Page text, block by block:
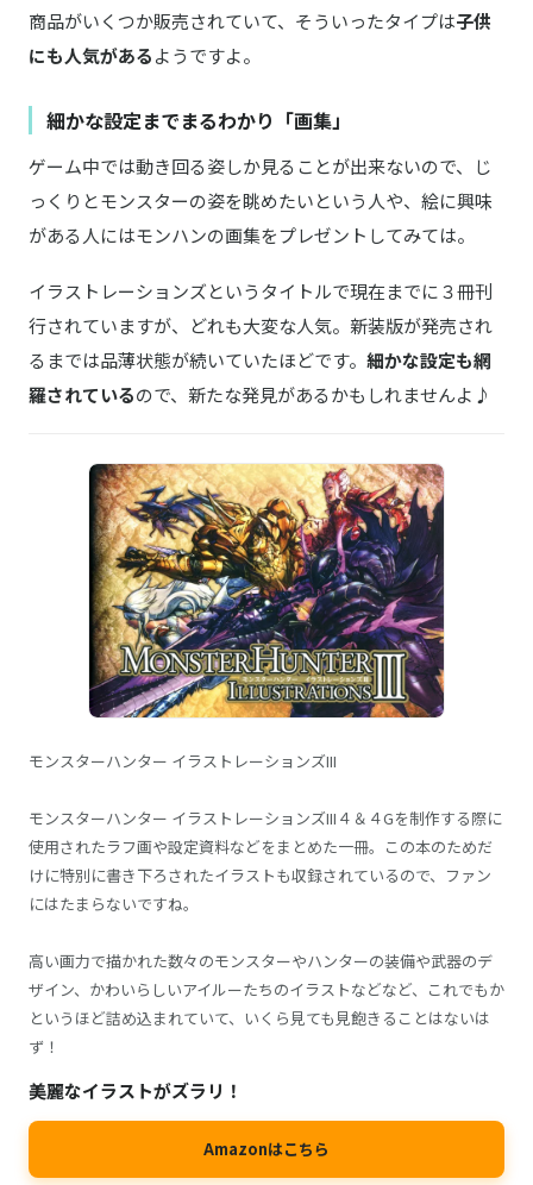
商品がいくつか販売されていて、そういったタイプは子供
にも人気があるようですよ。
細かな設定までまるわかり「画集」
ゲーム中では動き回る姿しか見ることが出来ないので、じ
っくりとモンスターの姿を眺めたいという人や、絵に興味
がある人にはモンハンの画集をプレゼントしてみては。
イラストレーションズというタイトルで現在までに３冊刊
行されていますが、どれも大変な人気。新装版が発売され
るまでは品薄状態が続いていたほどです。 細かな設定も網
羅されているので、新たな発見があるかもしれませんよ♪
モンスターハンター イラストレーションズIII
モンスターハンター イラストレーションズIII４＆４Gを制作する際に
使用されたラフ画や設定資料などをまとめた一冊。この本のためだ
けに特別に書き下ろされたイラストも収録されているので、ファン
にはたまらないですね。
高い画力で描かれた数々のモンスターやハンターの装備や武器のデ
ザイン、かわいらしいアイルーたちのイラストなどなど、これでもか
というほど詰め込まれていて、いくら見ても見飽きることはないは
ず！
美麗なイラストがズラリ！
Amazonはこちら